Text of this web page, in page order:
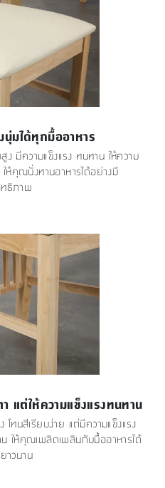
มได้ทุกมื้ออาหาร
มีความแข็งแรง ทนทาน ให้ความ
ห้คุณนั่งทานอาหารได้อย่างมี
ธิภาพ
แต่ให้ความแข็งแรงทนทาน
โทนสีเรียบง่าย แต่มีความแข็งแรง
น ให้คุณเพลิดเพลินกับมื้ออาหารได้
าวนาน